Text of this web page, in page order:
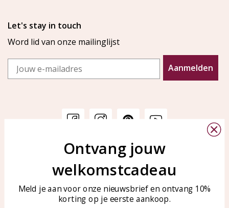
Let's stay in touch
Word lid van onze mailinglijst
Email
Aanmelden
Veelgestelde vragen
Sieraden onderhouden
KAYA Sieraden
Bellen of WhatsApp Ma-Vr
tussen 09:00-17:00
Tel: 0850003187
Ontvang jouw
welkomstcadeau
Meld je aan voor onze nieuwsbrief en ontvang 10%
korting op je eerste aankoop.